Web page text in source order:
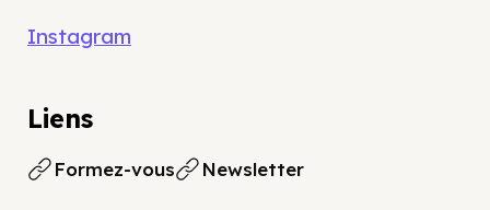
Instagram
Liens
Formez-vous Newsletter